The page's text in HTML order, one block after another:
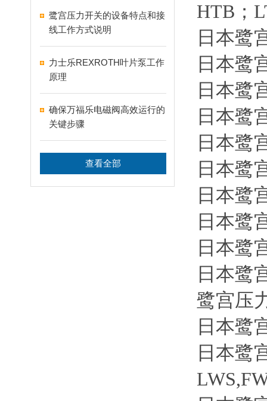
鹭宫压力开关的设备特点和接
线工作方式说明
力士乐REXROTH叶片泵工作
原理
确保万福乐电磁阀高效运行的
关键步骤
查看全部
HTB；
日本鹭
日本鹭
日本鹭
日本鹭
日本鹭
日本鹭
日本鹭
日本鹭
日本鹭
日本鹭
鹭宫压
日本鹭
日本鹭